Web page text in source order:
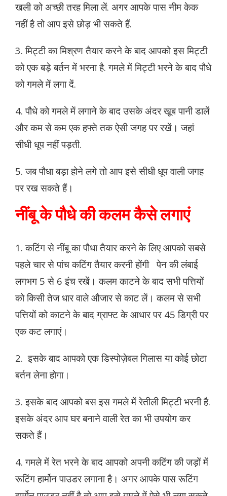
खली को अच्छी तरह मिला लें. अगर आपके पास नीम केक
नहीं है तो आप इसे छोड़ भी सकते हैं.
3. मिट्टी का मिश्रण तैयार करने के बाद आपको इस मिट्टी
को एक बड़े बर्तन में भरना है. गमले में मिट्टी भरने के बाद पौधे
को गमले में लगा दें.
4. पौधे को गमले में लगाने के बाद उसके अंदर खूब पानी डालें
और कम से कम एक हफ्ते तक ऐसी जगह पर रखें। जहां
सीधी धूप नहीं पड़ती.
5. जब पौधा बड़ा होने लगे तो आप इसे सीधी धूप वाली जगह
पर रख सकते हैं।
नींबू के पौधे की कलम कैसे लगाएं
1. कटिंग से नींबू का पौधा तैयार करने के लिए आपको सबसे
पहले चार से पांच कटिंग तैयार करनी होंगी पेन की लंबाई
लगभग 5 से 6 इंच रखें। कलम काटने के बाद सभी पत्तियों
को किसी तेज धार वाले औजार से काट लें। कलम से सभी
पत्तियों को काटने के बाद ग्राफ्ट के आधार पर 45 डिग्री पर
एक कट लगाएं।
2. इसके बाद आपको एक डिस्पोज़ेबल गिलास या कोई छोटा
बर्तन लेना होगा।
3. इसके बाद आपको बस इस गमले में रेतीली मिट्टी भरनी है.
इसके अंदर आप घर बनाने वाली रेत का भी उपयोग कर
सकते हैं।
4. गमले में रेत भरने के बाद आपको अपनी कटिंग की जड़ों में
रूटिंग हार्मोन पाउडर लगाना है। अगर आपके पास रूटिंग